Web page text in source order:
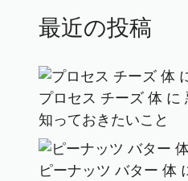
最近の投稿
プロセス チーズ 体 に
知っておきたいこと
ピーナッツ バター 体